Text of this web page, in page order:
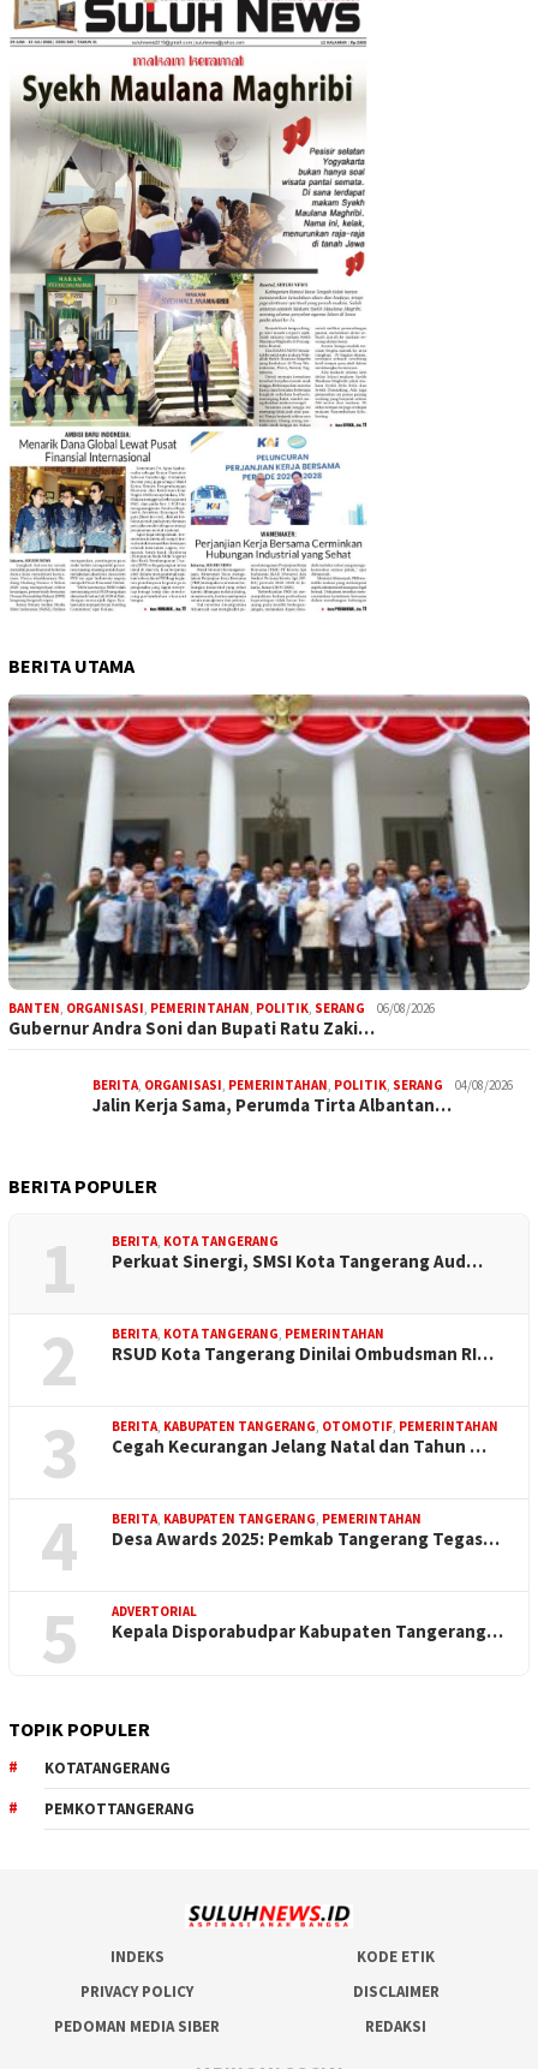
BERITA UTAMA
BANTEN, ORGANISASI, PEMERINTAHAN, POLITIK, SERANG 06/08/2026
Gubernur Andra Soni dan Bupati Ratu Zaki…
BERITA, ORGANISASI, PEMERINTAHAN, POLITIK, SERANG 04/08/2026
Jalin Kerja Sama, Perumda Tirta Albantan…
BERITA POPULER
1 BERITA, KOTA TANGERANG
Perkuat Sinergi, SMSI Kota Tangerang Aud…
2 BERITA, KOTA TANGERANG, PEMERINTAHAN
RSUD Kota Tangerang Dinilai Ombudsman RI…
3 BERITA, KABUPATEN TANGERANG, OTOMOTIF, PEMERINTAHAN
Cegah Kecurangan Jelang Natal dan Tahun …
4 BERITA, KABUPATEN TANGERANG, PEMERINTAHAN
Desa Awards 2025: Pemkab Tangerang Tegas…
5 ADVERTORIAL
Kepala Disporabudpar Kabupaten Tangerang…
TOPIK POPULER
KOTATANGERANG
PEMKOTTANGERANG
INDEKS
KODE ETIK
PRIVACY POLICY
DISCLAIMER
PEDOMAN MEDIA SIBER
REDAKSI